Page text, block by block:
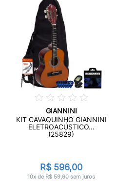
GIANNINI
KIT CAVAQUINHO GIANNINI
ELETROACÚSTICO...
(25829)
R$ 596,00
10x de R$ 59,60 sem juros